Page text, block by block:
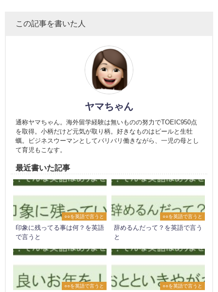
この記事を書いた人
ヤマちゃん
通称ヤマちゃん。海外留学経験は無いものの努力でTOEIC950点
を取得。小柄だけど元気が取り柄。好きなものはビールと生牡
蠣。ビジネスウーマンとしてバリバリ働きながら、一児の母とし
て育児もこなす。
最近書いた記事
○○を英語で言うと
印象に残ってる事は何？を英語
で言うと
○○を英語で言うと
辞めるんだって？を英語で言う
と
○○を英語で言うと ○○を英語で言うと